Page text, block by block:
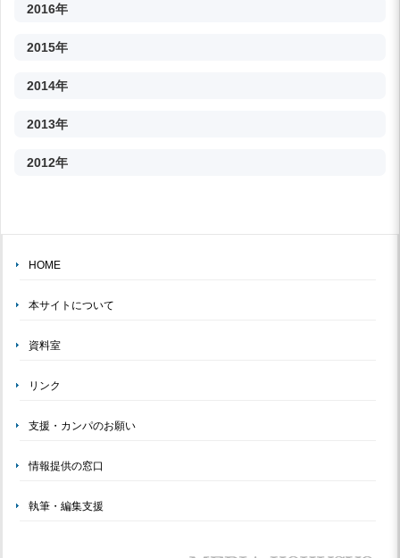
2016年
2015年
2014年
2013年
2012年
HOME
本サイトについて
資料室
リンク
支援・カンパのお願い
情報提供の窓口
執筆・編集支援